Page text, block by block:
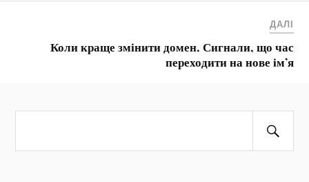
ДАЛІ
Коли краще змінити домен. Сигнали, що час
переходити на нове ім’я